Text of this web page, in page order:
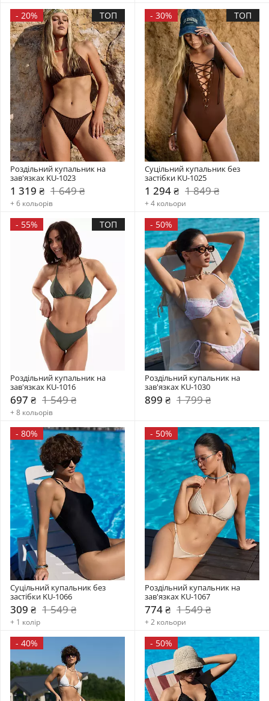
- 20% ТОП
Роздільний купальник на
зав'язках KU-1023
1 319 ₴ 1 649 ₴
+ 6 кольорів
- 30% ТОП
Суцільний купальник без
застібки KU-1025
1 294 ₴ 1 849 ₴
+ 4 кольори
- 55% ТОП
Роздільний купальник на
зав'язках KU-1016
697 ₴ 1 549 ₴
+ 8 кольорів
- 50%
Роздільний купальник на
зав'язках KU-1030
899 ₴ 1 799 ₴
- 80%
Суцільний купальник без
застібки KU-1066
309 ₴ 1 549 ₴
+ 1 колір
- 50%
Роздільний купальник на
зав'язках KU-1067
774 ₴ 1 549 ₴
+ 2 кольори
- 40% - 50%